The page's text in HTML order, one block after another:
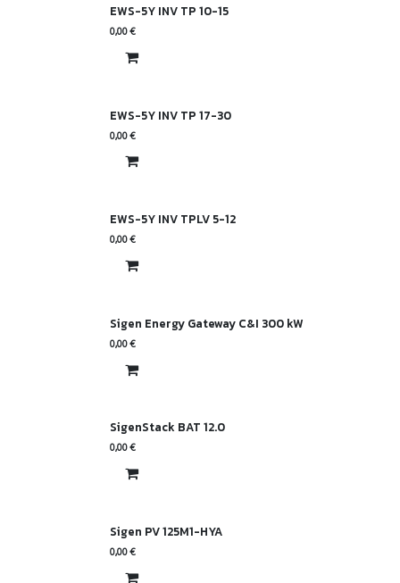
EWS-5Y INV TP 10-15
0,00€
EWS-5Y INV TP 17-30
0,00€
EWS-5Y INV TPLV 5-12
0,00€
Sigen Energy Gateway C&I 300 kW
0,00€
SigenStack BAT 12.0
0,00€
Sigen PV 125M1-HYA
0,00€